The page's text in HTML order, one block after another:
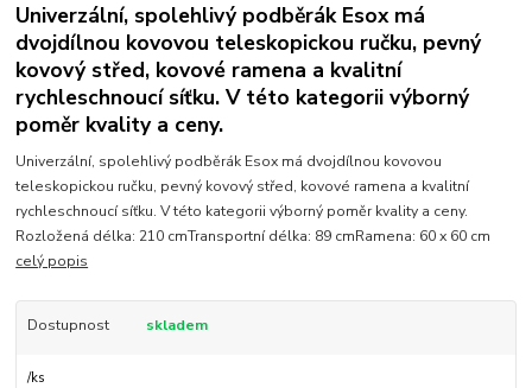
Univerzální, spolehlivý podběrák Esox má
dvojdílnou kovovou teleskopickou ručku, pevný
kovový střed, kovové ramena a kvalitní
rychleschnoucí síťku. V této kategorii výborný
poměr kvality a ceny.
Univerzální, spolehlivý podběrák Esox má dvojdílnou kovovou
teleskopickou ručku, pevný kovový střed, kovové ramena a kvalitní
rychleschnoucí síťku. V této kategorii výborný poměr kvality a ceny.
Rozložená délka: 210 cmTransportní délka: 89 cmRamena: 60 x 60 cm
celý popis
Dostupnost skladem
/ks